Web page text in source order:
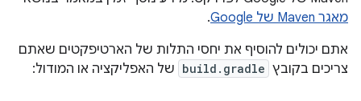
מאגר Maven של Google
.
אתם יכולים להוסיף את יחסי התלות של הארטיפקטים שאתם
צריכים בקובץ build.gradle של האפליקציה או המודול: